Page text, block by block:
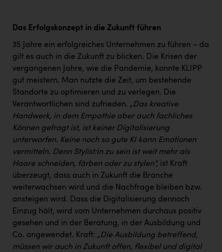
Das Erfolgskonzept in die Zukunft führen
35 Jahre ein erfolgreiches Unternehmen zu führen – da
gilt es auch in die Zukunft zu blicken. Die Krisen der
vergangenen Jahre, wie die Pandemie, konnte KLIPP
gut meistern. Man nutzte die Zeit, um bestehende
Standorte zu optimieren und zu verlegen. Die
Verantwortlichen sind zufrieden. „Das kreative
Handwerk, in dem Empathie aber auch fachliches
Können gefragt ist, ist keiner Digitalisierung
unterworfen. Keine noch so gute KI kann Emotionen
vermitteln. Denn Stylist:in zu sein ist weit mehr als
Haare schneiden, färben oder zu stylen“, ist Kraft
überzeugt, dass auch in Zukunft die Branche
weiterwachsen wird und die Nachfrage bleiben bzw.
ansteigen wird. Dass die Digitalisierung dennoch
Einzug hält, wird vom Unternehmen durchaus positiv
gesehen und in der Beratung, in der Ausbildung und
Co. angewendet. Kraft: „Die Ausbildung betreffend,
müssen wir auch in Zukunft offen, flexibel und digital